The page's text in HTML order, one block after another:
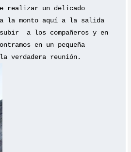
realizar un delicado
la monto aquí a la salida
a los compañeros y en
en un pequeña
verdadera reunión.